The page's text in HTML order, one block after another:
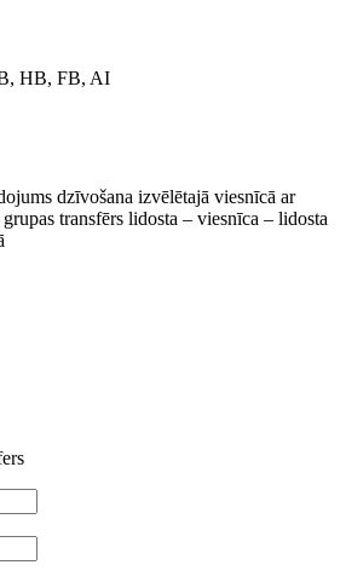
HB, FB, AI
dzīvošana izvēlētajā viesnīcā ar
transfērs lidosta – viesnīca – lidosta